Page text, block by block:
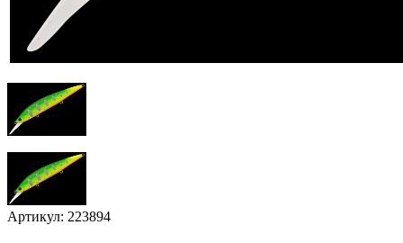
Артикул: 223894